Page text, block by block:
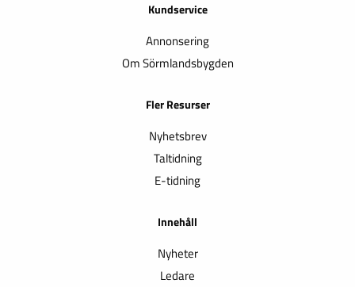
Kundservice
Annonsering
Om Sörmlandsbygden
Fler Resurser
Nyhetsbrev
Taltidning
E-tidning
Innehåll
Nyheter
Ledare